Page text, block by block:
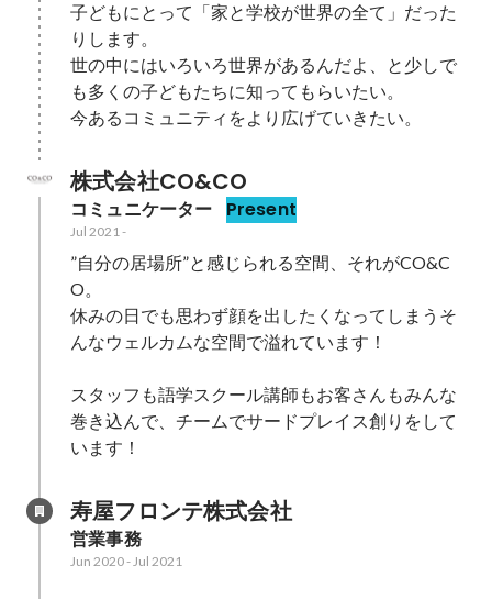
子どもにとって「家と学校が世界の全て」だった
りします。
世の中にはいろいろ世界があるんだよ、と少しで
も多くの子どもたちに知ってもらいたい。
今あるコミュニティをより広げていきたい。
株式会社CO&CO
コミュニケーター Present
Jul 2021-
”自分の居場所”と感じられる空間、それがCO&C
O。
休みの日でも思わず顔を出したくなってしまうそ
んなウェルカムな空間で溢れています！
スタッフも語学スクール講師もお客さんもみんな
巻き込んで、チームでサードプレイス創りをして
います！
寿屋フロンテ株式会社
営業事務
Jun 2020-Jul 2021